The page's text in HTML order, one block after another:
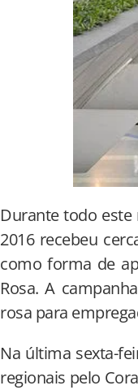
Durante todo
2016 recebeu
como forma de
Rosa. A
rosa para
Na última sexta-
regionais pelo